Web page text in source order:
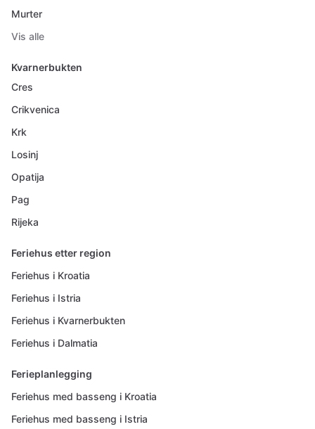
Murter
Vis alle
Kvarnerbukten
Cres
Crikvenica
Krk
Losinj
Opatija
Pag
Rijeka
Feriehus etter region
Feriehus i Kroatia
Feriehus i Istria
Feriehus i Kvarnerbukten
Feriehus i Dalmatia
Ferieplanlegging
Feriehus med basseng i Kroatia
Feriehus med basseng i Istria